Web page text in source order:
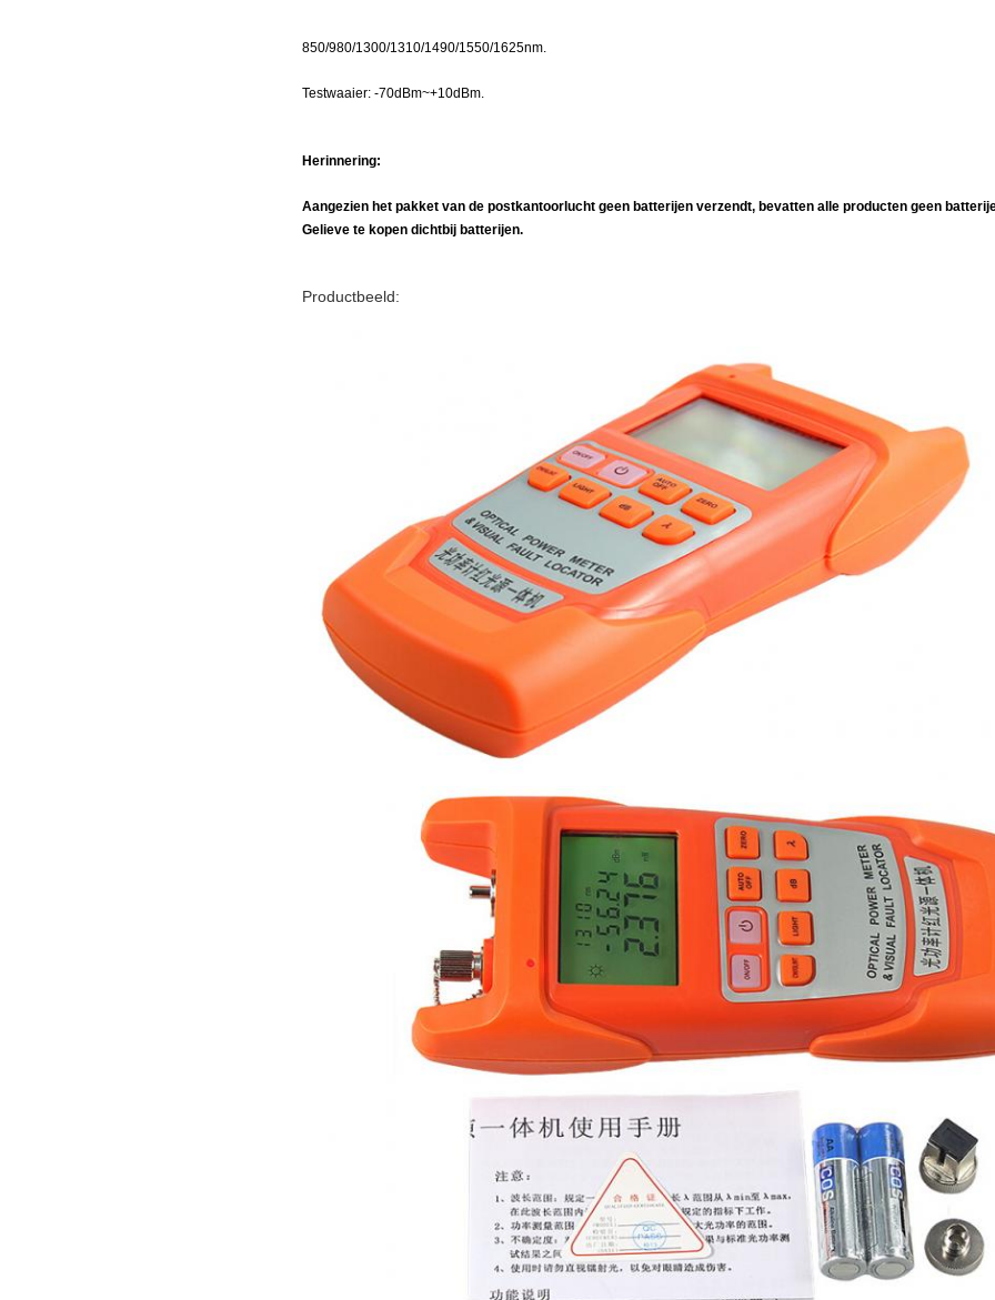
850/980/1300/1310/1490/1550/1625nm.
Testwaaier: -70dBm~+10dBm.
Herinnering:
Aangezien het pakket van de postkantoorlucht geen batterijen verzendt, bevatten alle producten geen
Gelieve te kopen dichtbij batterijen.
Productbeeld: